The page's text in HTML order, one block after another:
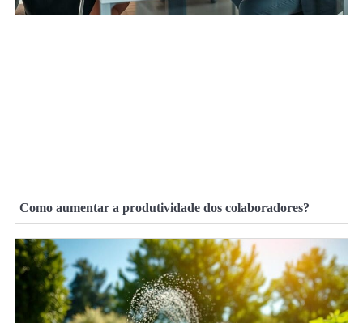
Como aumentar a produtividade dos colaboradores?